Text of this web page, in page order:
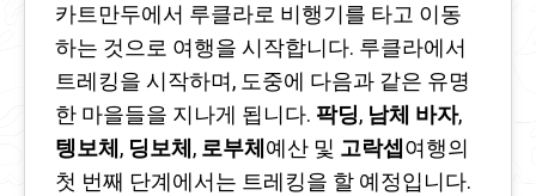
카트만두에서 루클라로 비행기를 타고 이동
하는 것으로 여행을 시작합니다. 루클라에서
트레킹을 시작하며, 도중에 다음과 같은 유명
한 마을들을 지나게 됩니다. 팍딩, 남체 바자,
텡보체 , 딩보체 , 로부체 예산 및 고락셉 여행의
첫 번째 단계에서는 트레킹을 할 예정입니다.